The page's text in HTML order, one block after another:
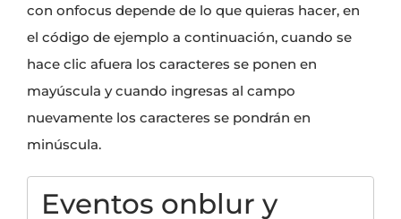
con onfocus depende de lo que quieras hacer, en
el código de ejemplo a continuación, cuando se
hace clic afuera los caracteres se ponen en
mayúscula y cuando ingresas al campo
nuevamente los caracteres se pondrán en
minúscula.
Eventos onblur y